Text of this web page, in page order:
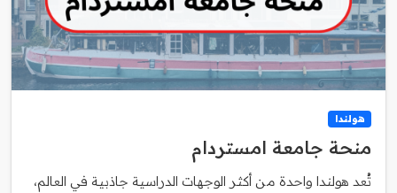
هولندا
منحة جامعة امستردام
تُعد هولندا واحدة من أكثر الوجهات الدراسية جاذبية في العالم،